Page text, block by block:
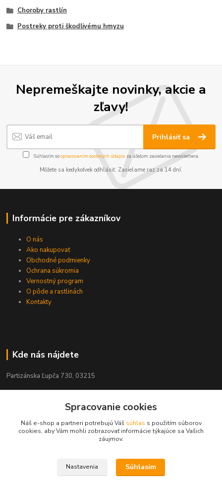
Choroby rastlín
Postreky proti škodlivému hmyzu
Nepremeškajte novinky, akcie a
zľavy!
Prihlásiť sa
Súhlasím sospracovaním osobných údajov za účelom zasielania newslettera.
Môžete sa kedykoľvek odhlásiť. Zasielame raz za 14 dní.
Informácie pre zákazníkov
O nás
Ako nakupovať
Obchodné podmienky
Ochrana súkromia
Vernostný program
O pôde a rastlinách
Kontakty
Kde nás nájdete
Partizánska Ľupča 730, 03215
Kontakty
info@ekohnojiva.sk
Spracovanie cookies
Náš e-shop a partneri potrebujú Váš súhlas s použitím súborov
cookies, aby Vám mohli zobrazovať informácie týkajúce sa Vašich
záujmov.
Nastavenia Súhlasím